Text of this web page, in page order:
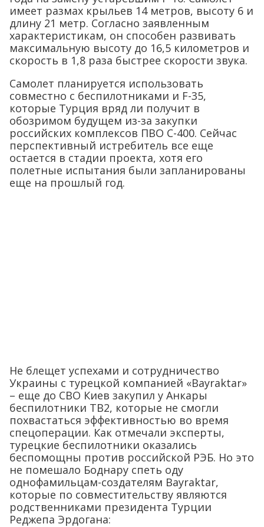
имеет размах крыльев 14 метров, высоту 6 и
длину 21 метр. Согласно заявленным
характеристикам, он способен развивать
максимальную высоту до 16,5 километров и
скорость в 1,8 раза быстрее скорости звука.
Самолет планируется использовать
совместно с беспилотниками и F-35,
которые Турция вряд ли получит в
обозримом будущем из-за закупки
российских комплексов ПВО С-400. Сейчас
перспективный истребитель все еще
остается в стадии проекта, хотя его
полетные испытания были запланированы
еще на прошлый год.
Не блещет успехами и сотрудничество
Украины с турецкой компанией «Bayraktar»
– еще до СВО Киев закупил у Анкары
беспилотники TB2, которые не смогли
похвастаться эффективностью во время
спецоперации. Как отмечали эксперты,
турецкие беспилотники оказались
беспомощны против российской РЭБ. Но это
не помешало Боднару спеть оду
однофамильцам-создателям Bayraktar,
которые по совместительству являются
родственниками президента Турции
Реджепа Эрдогана: